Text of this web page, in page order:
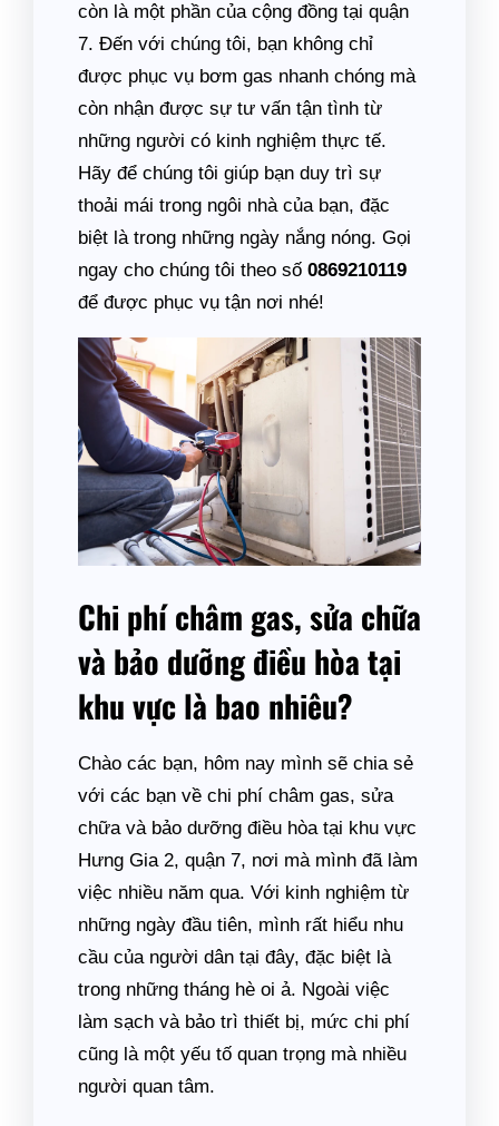
còn là một phần của cộng đồng tại quận
7. Đến với chúng tôi, bạn không chỉ
được phục vụ bơm gas nhanh chóng mà
còn nhận được sự tư vấn tận tình từ
những người có kinh nghiệm thực tế.
Hãy để chúng tôi giúp bạn duy trì sự
thoải mái trong ngôi nhà của bạn, đặc
biệt là trong những ngày nắng nóng. Gọi
ngay cho chúng tôi theo số 0869210119
để được phục vụ tận nơi nhé!
Chi phí châm gas, sửa chữa
và bảo dưỡng điều hòa tại
khu vực là bao nhiêu?
Chào các bạn, hôm nay mình sẽ chia sẻ
với các bạn về chi phí châm gas, sửa
chữa và bảo dưỡng điều hòa tại khu vực
Hưng Gia 2, quận 7, nơi mà mình đã làm
việc nhiều năm qua. Với kinh nghiệm từ
những ngày đầu tiên, mình rất hiểu nhu
cầu của người dân tại đây, đặc biệt là
trong những tháng hè oi ả. Ngoài việc
làm sạch và bảo trì thiết bị, mức chi phí
cũng là một yếu tố quan trọng mà nhiều
người quan tâm.